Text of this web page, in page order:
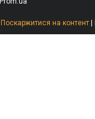
Поскаржитися на контент